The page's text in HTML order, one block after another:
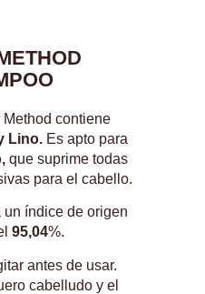
contiene
Lino. Es apto para
que suprime todas
para el cabello.
índice de origen
95,04%.
antes de usar.
cabelludo y el